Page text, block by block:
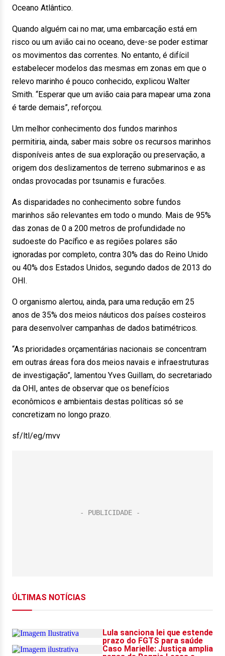
Oceano Atlântico.
Quando alguém cai no mar, uma embarcação está em
risco ou um avião cai no oceano, deve-se poder estimar
os movimentos das correntes. No entanto, é difícil
estabelecer modelos das mesmas em zonas em que o
relevo marinho é pouco conhecido, explicou Walter
Smith. “Esperar que um avião caia para mapear uma zona
é tarde demais”, reforçou.
Um melhor conhecimento dos fundos marinhos
permitiria, ainda, saber mais sobre os recursos marinhos
disponíveis antes de sua exploração ou preservação, a
origem dos deslizamentos de terreno submarinos e as
ondas provocadas por tsunamis e furacões.
As disparidades no conhecimento sobre fundos
marinhos são relevantes em todo o mundo. Mais de 95%
das zonas de 0 a 200 metros de profundidade no
sudoeste do Pacífico e as regiões polares são
ignoradas por completo, contra 30% das do Reino Unido
ou 40% dos Estados Unidos, segundo dados de 2013 do
OHI.
O organismo alertou, ainda, para uma redução em 25
anos de 35% dos meios náuticos dos países costeiros
para desenvolver campanhas de dados batimétricos.
“As prioridades orçamentárias nacionais se concentram
em outras áreas fora dos meios navais e infraestruturas
de investigação”, lamentou Yves Guillam, do secretariado
da OHI, antes de observar que os benefícios
econômicos e ambientais destas políticas só se
concretizam no longo prazo.
sf/ltl/eg/mvv